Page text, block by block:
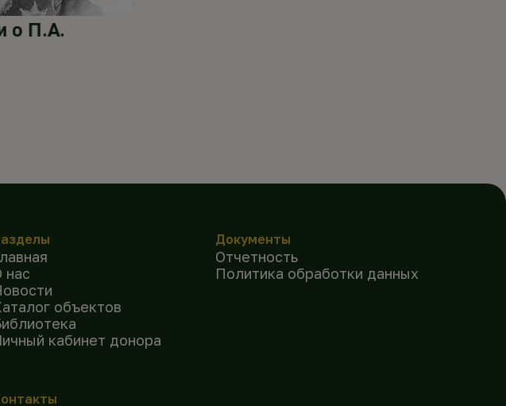
о П.А.
нас
объектов
кабинет донора
Документы
Отчетность
Политика обработки данных